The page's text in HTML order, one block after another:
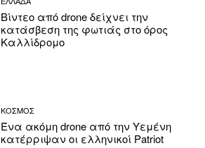
Βίντεο από drone δείχνει την
κατάσβεση της φωτιάς στο όρος
Καλλίδρομο
ΚΟΣΜΟΣ
Ένα ακόμη drone από την Υεμένη
κατέρριψαν οι ελληνικοί Patriot